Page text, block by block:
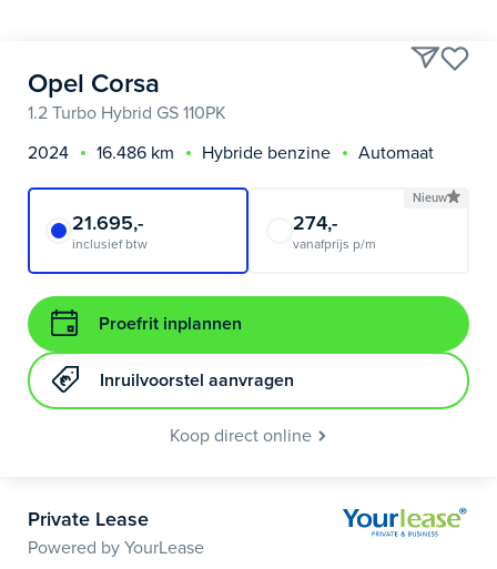
Opel Corsa
1.2 Turbo Hybrid GS 110PK
2024
16.486 km Hybride benzine Automaat
21.695,-
inclusief btw
Nieuw
274,-
vanafprijs p/m
Proefrit inplannen
Inruilvoorstel aanvragen
Koop direct online
Private Lease
Powered by YourLease